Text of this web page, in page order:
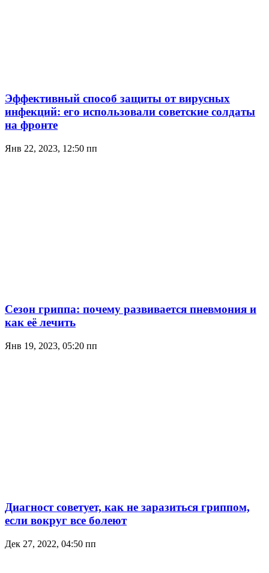
Эффективный способ защиты от вирусных
инфекций: его использовали советские солдаты
на фронте
Янв 22, 2023, 12:50 пп
Сезон гриппа: почему развивается пневмония и
как её лечить
Янв 19, 2023, 05:20 пп
Диагност советует, как не заразиться гриппом,
если вокруг все болеют
Дек 27, 2022, 04:50 пп